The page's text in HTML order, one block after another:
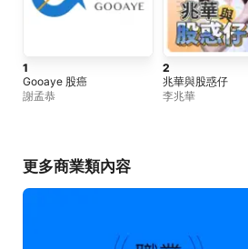
1
Gooaye 股癌
謝孟恭
2
兆華與股惑仔
李兆華
更多商業類內容